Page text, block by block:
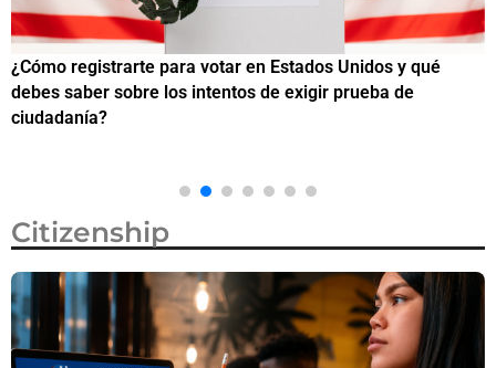
¿Cómo registrarte para votar en Estados Unidos y qué
debes saber sobre los intentos de exigir prueba de
ciudadanía?
Citizenship